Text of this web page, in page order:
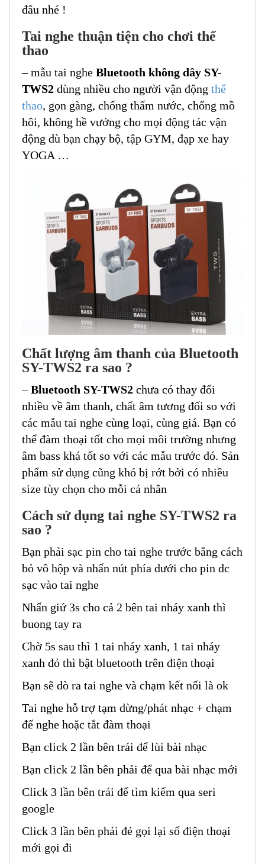
đâu nhé !
Tai nghe thuận tiện cho chơi thể
thao
– mẫu tai nghe Bluetooth không dây SY-
TWS2 dùng nhiều cho người vận động thể
thao, gọn gàng, chống thấm nước, chống mồ
hôi, không hề vướng cho mọi động tác vận
động dù bạn chạy bộ, tập GYM, đạp xe hay
YOGA …
Chất lượng âm thanh của Bluetooth
SY-TWS2 ra sao ?
–Bluetooth SY-TWS2 chưa có thay đổi
nhiều về âm thanh, chất âm tương đối so với
các mẫu tai nghe cùng loại, cùng giá. Bạn có
thể đàm thoại tốt cho mọi môi trường nhưng
âm bass khá tốt so với các mẫu trước đó. Sản
phẩm sử dụng cũng khó bị rớt bởi có nhiều
size tùy chọn cho mỗi cá nhân
Cách sử dụng tai nghe SY-TWS2 ra
sao ?
Bạn phải sạc pin cho tai nghe trước bằng cách
bỏ vô hộp và nhấn nút phía dưới cho pin dc
sạc vào tai nghe
Nhấn giứ 3s cho cả 2 bên tai nháy xanh thì
buong tay ra
Chờ 5s sau thì 1 tai nháy xanh, 1 tai nháy
xanh đỏ thì bật bluetooth trên điện thoại
Bạn sẽ dò ra tai nghe và chạm kết nối là ok
Tai nghe hỗ trợ tạm dừng/phát nhạc + chạm
để nghe hoặc tắt đàm thoại
Bạn click 2 lần bên trái để lùi bài nhạc
Bạn click 2 lần bên phải để qua bài nhạc mới
Click 3 lần bên trái để tìm kiếm qua seri
google
Click 3 lần bên phải đẻ gọi lại số điện thoại
mới gọi đi